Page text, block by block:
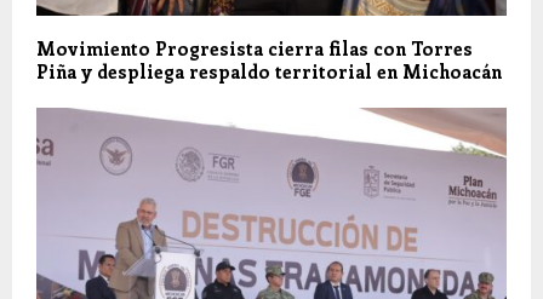
Movimiento Progresista cierra filas con Torres
Piña y despliega respaldo territorial en Michoacán